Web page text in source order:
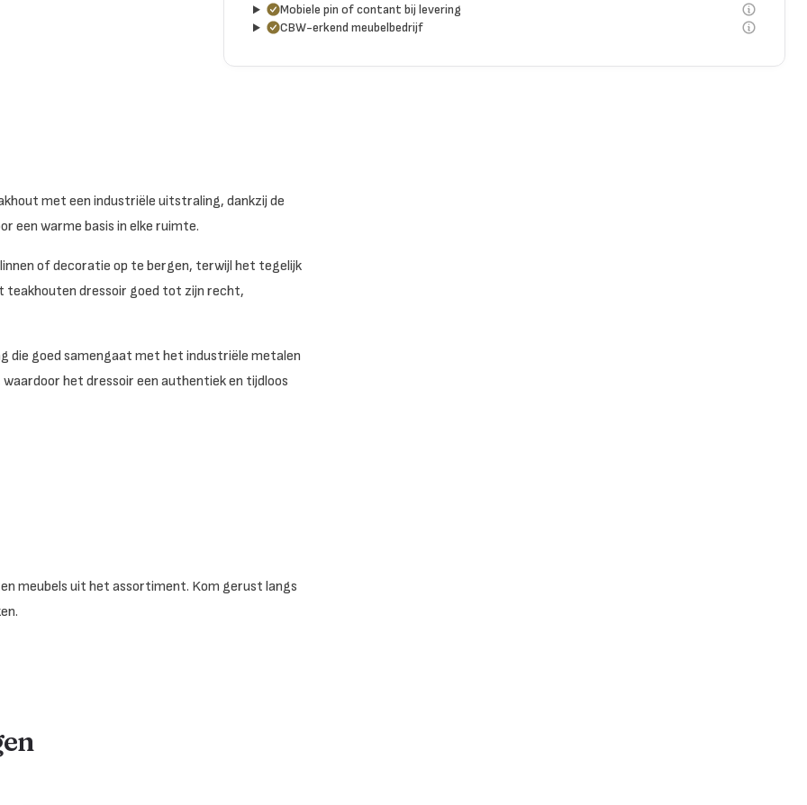
Mobiele pin of contant bij levering
CBW-erkend meubelbedrijf
met een industriële uitstraling, dankzij de
een warme basis in elke ruimte.
of decoratie op te bergen, terwijl het tegelijk
teakhouten dressoir goed tot zijn recht,
goed samengaat met het industriële metalen
het dressoir een authentiek en tijdloos
meubels uit het assortiment. Kom gerust langs